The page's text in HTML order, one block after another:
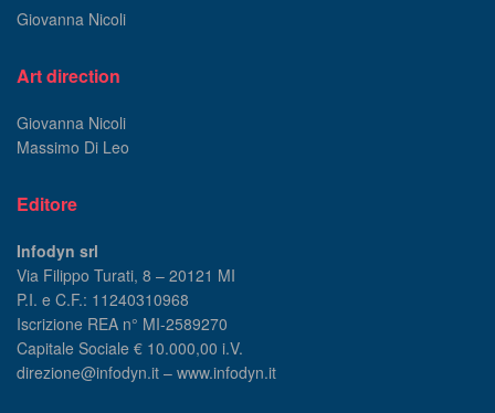
Giovanna Nicoli
Art direction
Giovanna Nicoli
Massimo Di Leo
Editore
Infodyn srl
Via Filippo Turati, 8 – 20121 MI
P.I. e C.F.: 11240310968
Iscrizione REA n° MI-2589270
Capitale Sociale € 10.000,00 i.V.
direzione@infodyn.it – www.infodyn.it